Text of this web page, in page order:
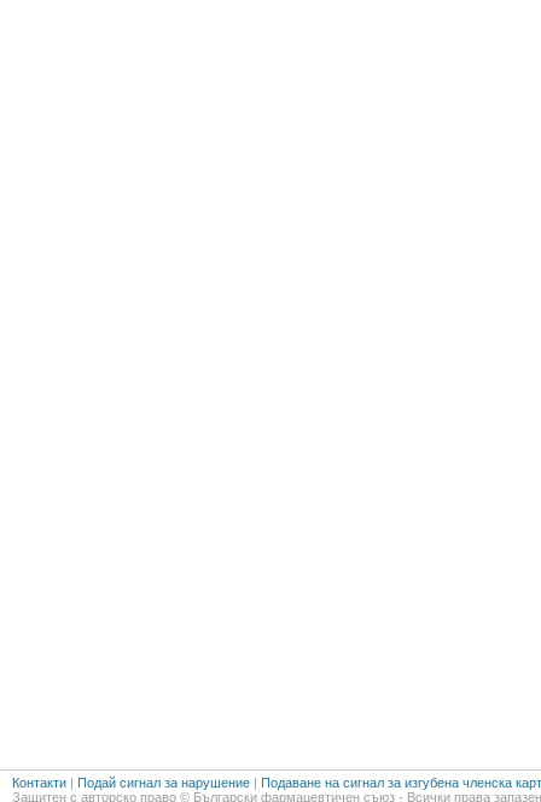
Контакти | Подай сигнал за нарушение | Подаване на сигнал за изгубена членска
Защитен с авторско право © Български фармацевтичен съюз - Всички права